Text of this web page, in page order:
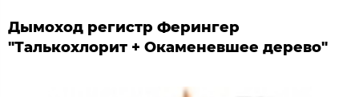
Дымоход регистр Ферингер
"Талькохлорит + Окаменевшее дерево"